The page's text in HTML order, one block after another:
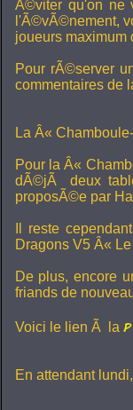
Ã©viter qu'on ne
l'Ã©vÃ©nement,
joueurs maximum
Pour rÃ©server
commentaires de
La Â«
Pour la Â«
dÃ©jÃ deux
proposÃ©e par
Il reste
Dragons V5Â« Le
De plus, encore
friands de
Voici le lien Ã la
En attendant